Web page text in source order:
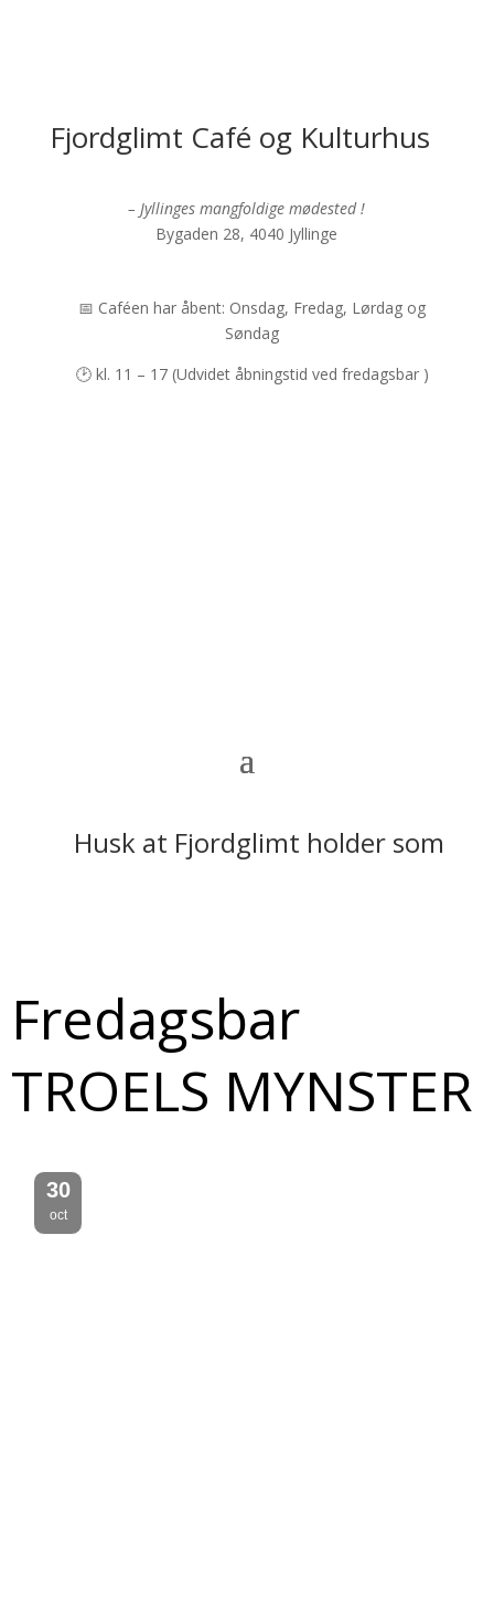
Fjordglimt Café og Kulturhus
– Jyllinges mangfoldige mødested !
Bygaden 28, 4040 Jyllinge
📅 Caféen har åbent: Onsdag, Fredag, Lørdag og
Søndag
🕑 kl. 11 – 17 (Udvidet åbningstid ved fredagsbar )
Husk at Fjordglimt holder
Fredagsbar
TROELS MYNSTER
30
oct